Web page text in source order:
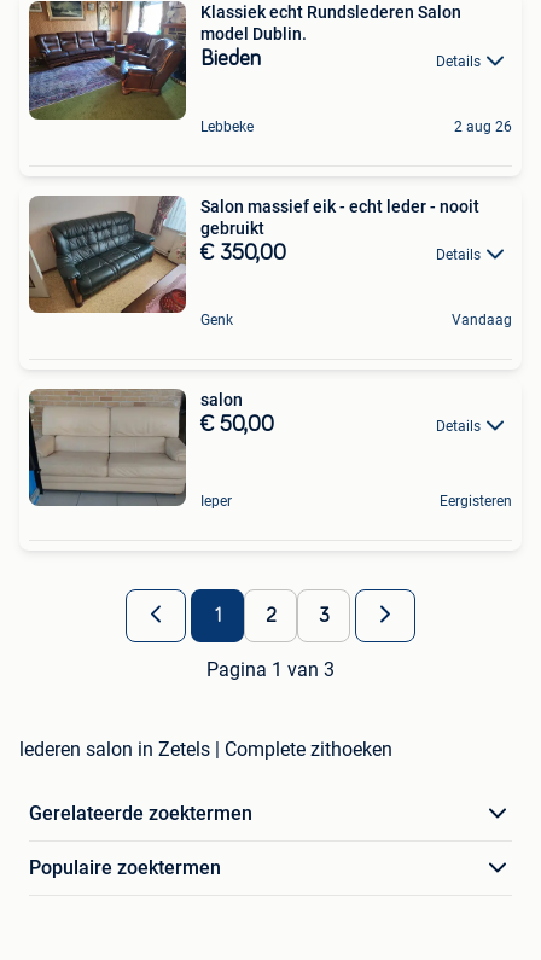
Klassiek echt Rundslederen Salon
model Dublin.
Bieden Details
Lebbeke 2 aug 26
Salon massief eik - echt leder - nooit
gebruikt
€ 350,00 Details
Genk Vandaag
salon
€ 50,00 Details
Ieper Eergisteren
1 2 3
Pagina 1 van 3
lederen salon in Zetels | Complete zithoeken
Gerelateerde zoektermen
Populaire zoektermen